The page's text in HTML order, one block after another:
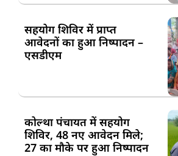
सहयोग शिविर में प्राप्त
आवेदनों का हुआ निष्पादन –
एसडीएम
कोल्था पंचायत में सहयोग
शिविर, 48 नए आवेदन मिले;
27 का मौके पर हुआ निष्पादन